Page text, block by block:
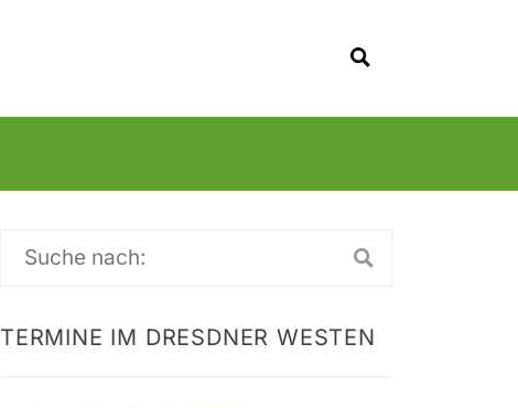
SUCHEN
Suche
TERMINE IM DRESDNER WESTEN